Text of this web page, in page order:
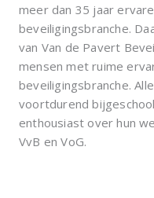
meer dan 35 jaar
beveiligingsbranche.
van Van de Pavert
mensen met ruime
beveiligingsbranche.
voortdurend
enthousiast over hun
VvB en VoG.